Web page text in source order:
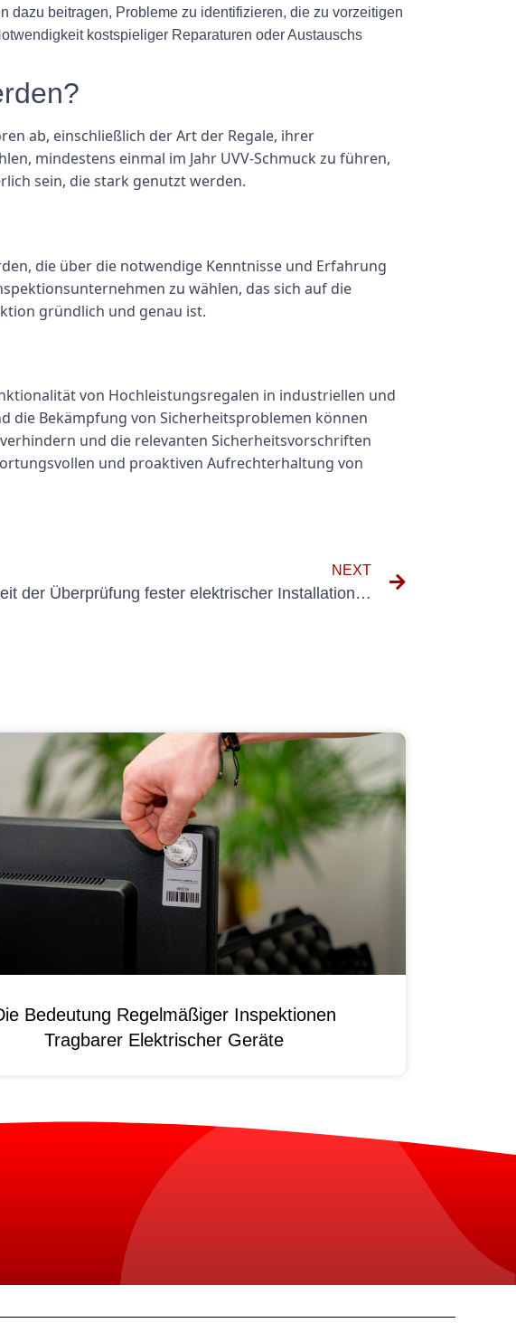
dazu beitragen, Probleme zu identifizieren, die zu vorzeitigen
kostspieliger Reparaturen oder Austauschs
ab, einschließlich der Art der Regale, ihrer
mindestens einmal im Jahr UVV-Schmuck zu führen,
sein, die stark genutzt werden.
die über die notwendige Kenntnisse und Erfahrung
zu wählen, das sich auf die
gründlich und genau ist.
von Hochleistungsregalen in industriellen und
Bekämpfung von Sicherheitsproblemen können
und die relevanten Sicherheitsvorschriften
und proaktiven Aufrechterhaltung von
NEXT
Die Wichtigkeit der Überprüfung fester elektrischer Installationen: Ein Leitfaden für den Anlagen von mehrfung der Fruchtfesten Elektellen anlagen
Bedeutung Regelmäßiger Inspektionen
Tragbarer Elektrischer Geräte